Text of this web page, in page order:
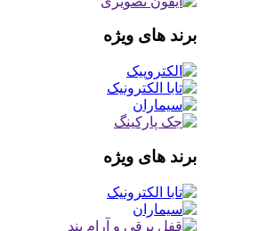
برند های ویژه
برند های ویژه